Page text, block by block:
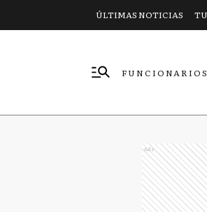
ÚLTIMAS NOTICIAS
FUNCIONARIOS
Ads